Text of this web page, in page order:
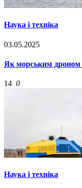
Наука і техніка
03.05.2025
Як морським дроном
14 0
Наука і техніка